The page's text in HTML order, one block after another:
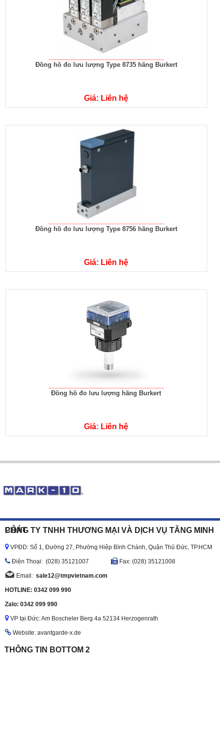
Đồng hồ đo lưu lượng Type 8735 hãng Burkert
Giá: Liên hệ
Đồng hồ đo lưu lượng Type 8756 hãng Burkert
Giá: Liên hệ
Đồng hồ đo lưu lượng hãng Burkert
Giá: Liên hệ
CÔNG TY TNHH THƯƠNG MẠI VÀ DỊCH VỤ TĂNG MINH PHÁT
VPĐD: Số 1, Đường 27, Phường Hiệp Bình Chánh, Quận Thủ Đức, TP.HCM
Ðiện Thoại: (028) 35121007 Fax: (028) 35121008
Email: sale12@tmpvietnam.com
HOTLINE: 0342 099 990
Zalo: 0342 099 990
VP tại Đức: Am Boscheler Berg 4a 52134 Herzogenrath
Website: avantgarde-x.de
THÔNG TIN BOTTOM 2